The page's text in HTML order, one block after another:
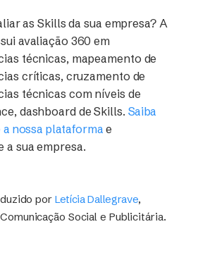
as Skills da sua empresa? A
avaliação 360 em
técnicas, mapeamento de
críticas, cruzamento de
técnicas com níveis de
dashboard de Skills. Saiba
a nossa plataforma e
a sua empresa.
por Letícia Dallegrave,
Social e Publicitária.